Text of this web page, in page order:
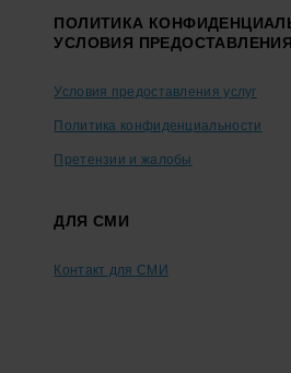
ПОЛИТИКА
УСЛОВИЯ
Условия предоставления услуг
Политика конфиденциальности
Претензии и жалобы
ДЛЯ СМИ
Контакт для СМИ